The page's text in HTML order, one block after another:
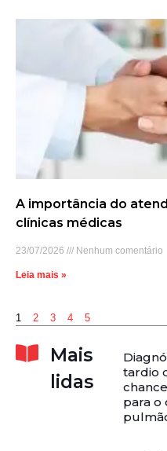
A importância do
clínicas médicas
23/07/2026 Nenhum comentário
Leia mais »
1 2 3 4 5
Mais
lidas
tardio
para o